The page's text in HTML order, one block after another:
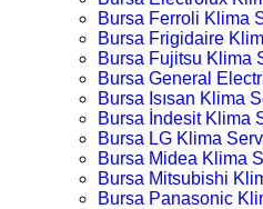
Bursa Ferroli Klima
Bursa Frigidaire
Bursa Fujitsu Klima
Bursa General
Bursa Isısan Klima
Bursa İndesit Klima
Bursa LG Klima
Bursa Midea Klima
Bursa Mitsubishi
Bursa Panasonic